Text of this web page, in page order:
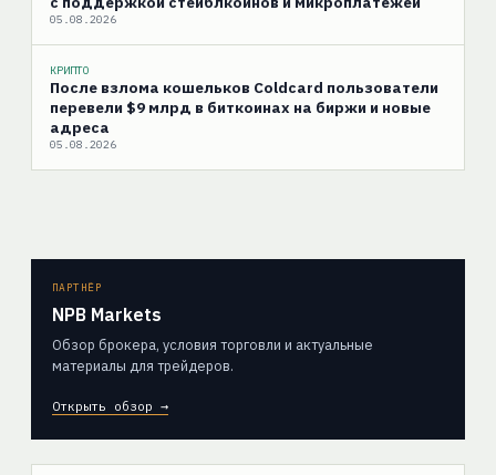
05.08.2026
КРИПТО
После взлома кошельков Coldcard пользователи
перевели $9 млрд в биткоинах на биржи и новые
адреса
05.08.2026
ПАРТНЁР
NPB Markets
Обзор брокера, условия торговли и актуальные
материалы для трейдеров.
Открыть обзор →